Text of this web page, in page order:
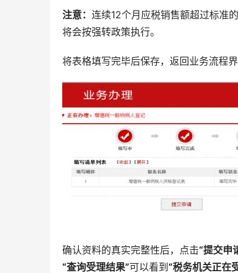
注意： 连续12个月应税销售额超过标准
将会按强转政策执行。
将表格填写完毕后保存，返回业务流程界
确认资料的真实完整性后，点击“提交申
“查询受理结果”可以看到 “税务机关正在